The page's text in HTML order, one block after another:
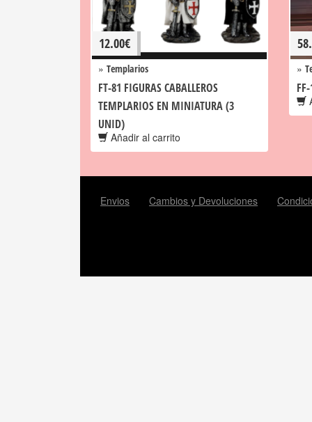
12.00€
» Templarios
FT-81 FIGURAS CABALLEROS
TEMPLARIOS EN MINIATURA (3
UNID)
Añadir al carrito
»
Envios Cambios y Devoluciones